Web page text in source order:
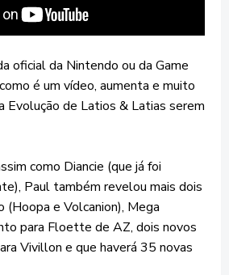
oficial da Nintendo ou da Game
é um vídeo, aumenta e muito
Evolução de Latios & Latias serem
como Diancie (que já foi
Paul também revelou mais dois
e Volcanion), Mega
para Floette de AZ, dois novos
Vivillon e que haverá 35 novas